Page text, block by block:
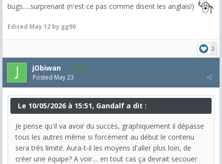
bugs.....surprenant (n'est ce pas comme disent les anglais!)
Edited May 12 by gg90
2
jObiwan 870
Posted May 23
Le 10/05/2026 à 15:51, Gandalf a dit :
Je pense qu'il va avoir du succès, graphiquement il dépasse
tous les autres même si forcément au début le contenu
sera très limité. Aura-t-il les moyens d'aller plus loin, de
créer une équipe? A voir.... en tout cas ça devrait secouer